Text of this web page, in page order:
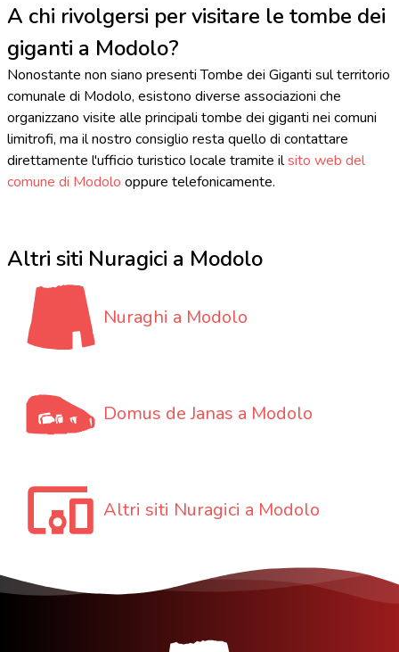
A chi rivolgersi per visitare le tombe dei
giganti a Modolo?
Nonostante non siano presenti Tombe dei Giganti sul territorio
comunale di Modolo, esistono diverse associazioni che
organizzano visite alle principali tombe dei giganti nei comuni
limitrofi, ma il nostro consiglio resta quello di contattare
direttamente l'ufficio turistico locale tramite ilsito web del
comune di Modolo oppure telefonicamente.
Altri siti Nuragici a Modolo
Nuraghi a Modolo
Domus de Janas a Modolo
Altri siti Nuragici a Modolo